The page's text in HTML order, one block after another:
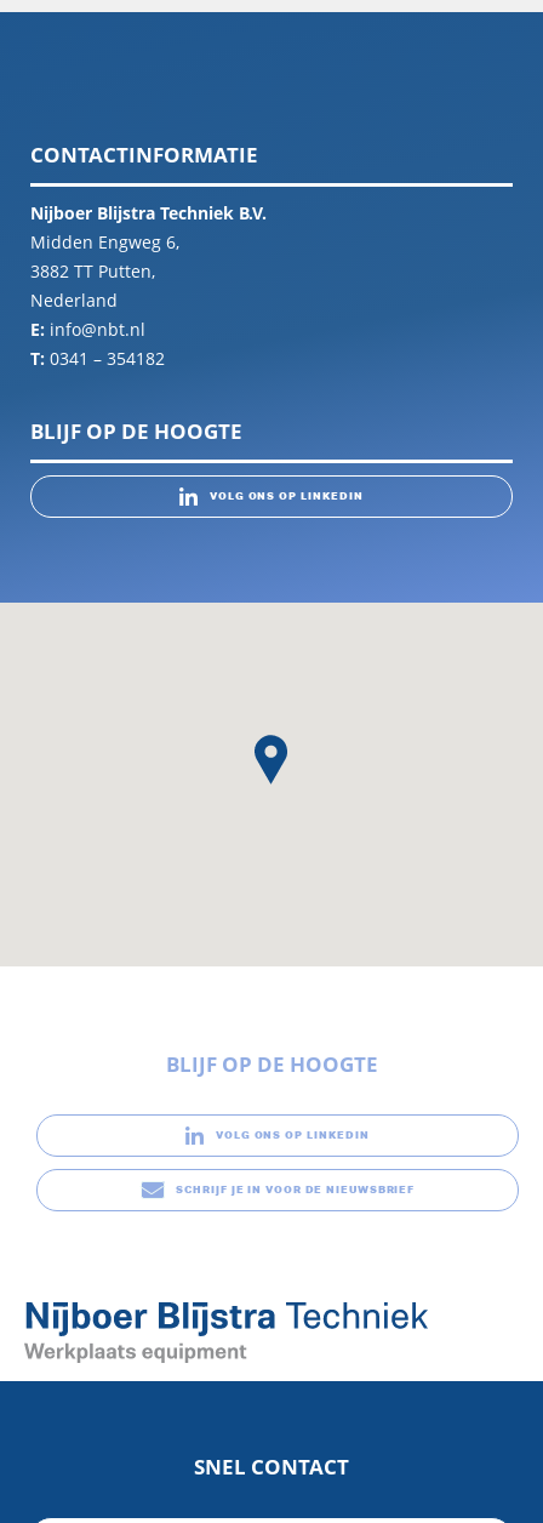
CONTACTINFORMATIE
Nijboer Blijstra Techniek B.V.
Midden Engweg 6,
3882 TT Putten,
Nederland
E: info@nbt.nl
T: 0341 – 354182
BLIJF OP DE HOOGTE
VOLG ONS OP LINKEDIN
BLIJF OP DE HOOGTE
VOLG ONS OP LINKEDIN
SCHRIJF JE IN VOOR DE NIEUWSBRIEF
SNEL CONTACT